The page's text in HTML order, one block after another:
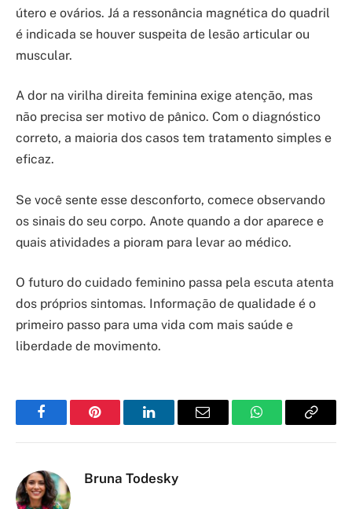
útero e ovários. Já a ressonância magnética do quadril
é indicada se houver suspeita de lesão articular ou
muscular.
A dor na virilha direita feminina exige atenção, mas
não precisa ser motivo de pânico. Com o diagnóstico
correto, a maioria dos casos tem tratamento simples e
eficaz.
Se você sente esse desconforto, comece observando
os sinais do seu corpo. Anote quando a dor aparece e
quais atividades a pioram para levar ao médico.
O futuro do cuidado feminino passa pela escuta atenta
dos próprios sintomas. Informação de qualidade é o
primeiro passo para uma vida com mais saúde e
liberdade de movimento.
FacebookPinterest LinkedInEmail WhatsAppCopy
Bruna Todesky